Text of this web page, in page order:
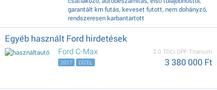
garantált km futás, keveset futott, nem dohányzó,
rendszeresen karbantartott
Egyéb használt Ford hirdetések
Ford C-Max 2.0 TDCi DPF Titanium
3 380 000 Ft
2017 DÍZEL